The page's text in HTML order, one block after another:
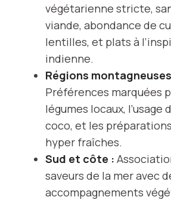
végétarienne stricte,
viande, abondance de
lentilles, et plats à
indienne.
Régions
Préférences marquées
légumes locaux, l’usage
coco, et les
hyper fraîches.
Sud et côte :
saveurs de la mer avec
accompagnements